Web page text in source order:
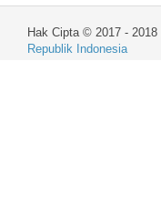
Hak Cipta © 2017 - 2018
Republik Indonesia